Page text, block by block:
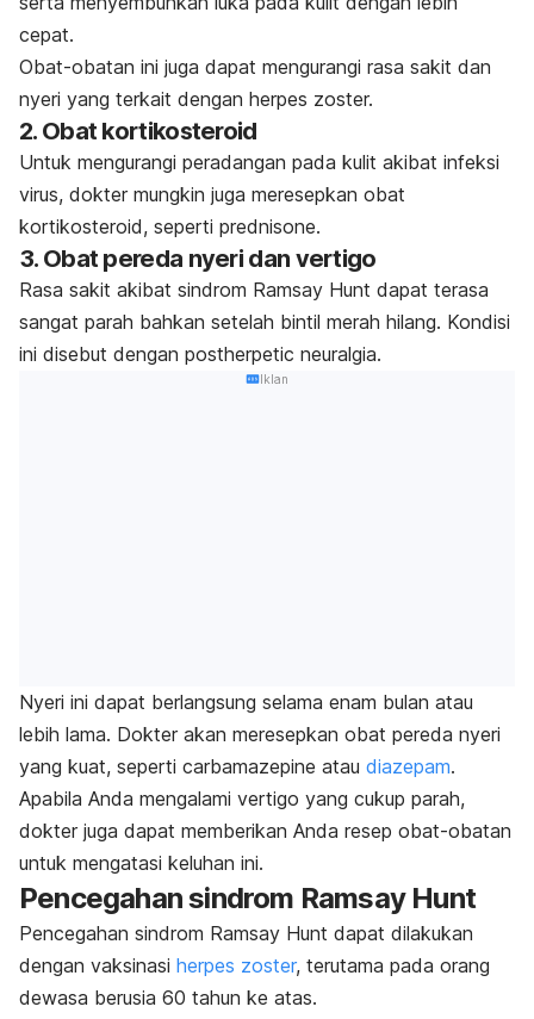
cepat.
Obat-obatan ini juga dapat mengurangi rasa sakit dan
nyeri yang terkait dengan herpes zoster.
2. Obat kortikosteroid
Untuk mengurangi peradangan pada kulit akibat infeksi
virus, dokter mungkin juga meresepkan obat
kortikosteroid, seperti prednisone.
3. Obat pereda nyeri dan vertigo
Rasa sakit akibat sindrom Ramsay Hunt dapat terasa
sangat parah bahkan setelah bintil merah hilang. Kondisi
ini disebut dengan postherpetic neuralgia.
Iklan
Nyeri ini dapat berlangsung selama enam bulan atau
lebih lama. Dokter akan meresepkan obat pereda nyeri
yang kuat, seperti carbamazepine atau diazepam.
Apabila Anda mengalami vertigo yang cukup parah,
dokter juga dapat memberikan Anda resep obat-obatan
untuk mengatasi keluhan ini.
Pencegahan sindrom Ramsay Hunt
Pencegahan sindrom Ramsay Hunt dapat dilakukan
dengan vaksinasi herpes zoster, terutama pada orang
dewasa berusia 60 tahun ke atas.